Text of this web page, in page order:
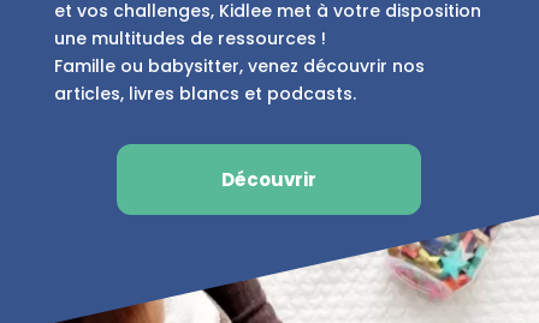
et vos challenges, Kidlee met à votre disposition
une multitudes de ressources !
Famille ou babysitter, venez découvrir nos
articles, livres blancs et podcasts.
Découvrir